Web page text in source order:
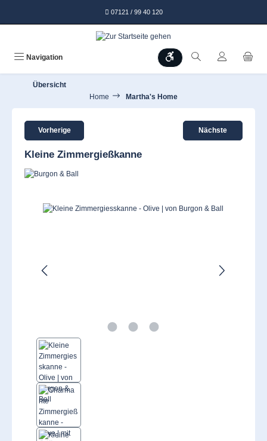
07121 / 99 40 120
Navigation Werkzeugleiste anzeigen
Übersicht
Home
Martha's Home
Vorherige Nächste
Kleine Zimmergießkanne
Bildergalerie überspringen